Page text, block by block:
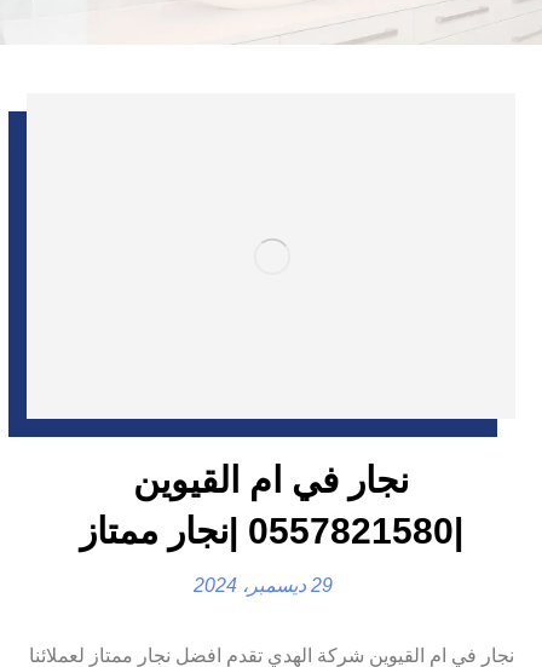
نجار في ام القيوين
|0557821580 |نجار ممتاز
29 ديسمبر، 2024
نجار في ام القيوين شركة الهدي تقدم افضل نجار ممتاز لعملائنا